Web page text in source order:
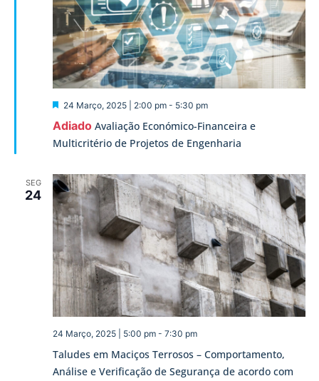
Adiado Avaliação Económico-Financeira e
Multicritério de Projetos de Engenharia
Destaque
24 Março, 2025 | 2:00 pm- 5:30 pm
SEG
24
Taludes em Maciços Terrosos – Comportamento,
Análise e Verificação de Segurança de acordo com
24 Março, 2025 | 5:00 pm- 7:30 pm